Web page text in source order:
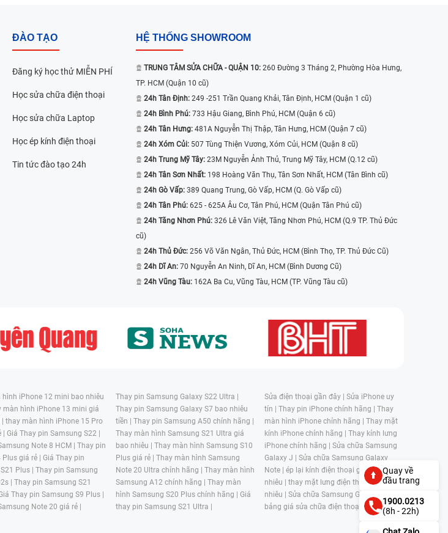
ĐÀO TẠO
Đăng ký học thử MIỄN PHÍ
Học sửa chữa điện thoại
Học sửa chữa Laptop
Học ép kính điện thoại
Tin tức đào tạo 24h
HỆ THỐNG SHOWROOM
TRUNG TÂM SỬA CHỮA - QUẬN 10: 260 Đường 3 Tháng 2, Phường Hòa Hưng,
TP. HCM (Quận 10 cũ)
24h Tân Định: 249 -251 Trần Quang Khải, Tân Định, HCM (Quận 1 cũ)
24h Bình Phú: 733 Hậu Giang, Bình Phú, HCM (Quận 6 cũ)
24h Tân Hưng: 481A Nguyễn Thị Thập, Tân Hưng, HCM (Quận 7 cũ)
24h Xóm Củi: 507 Tùng Thiện Vương, Xóm Củi, HCM (Quận 8 cũ)
24h Trung Mỹ Tây: 23M Nguyễn Ảnh Thủ, Trung Mỹ Tây, HCM (Q.12 cũ)
24h Tân Sơn Nhất: 198 Hoàng Văn Thụ, Tân Sơn Nhất, HCM (Tân Bình cũ)
24h Gò Vấp: 389 Quang Trung, Gò Vấp, HCM (Q. Gò Vấp cũ)
24h Tân Phú: 625 - 625A Âu Cơ, Tân Phú, HCM (Quận Tân Phú cũ)
24h Tăng Nhơn Phú: 326 Lê Văn Việt, Tăng Nhơn Phú, HCM (Q.9 TP. Thủ Đức
cũ)
24h Thủ Đức: 256 Võ Văn Ngân, Thủ Đức, HCM (Bình Thọ, TP. Thủ Đức Cũ)
24h Dĩ An: 70 Nguyễn An Ninh, Dĩ An, HCM (Bình Dương Cũ)
24h Vũng Tàu: 162A Ba Cu, Vũng Tàu, HCM (TP. Vũng Tàu cũ)
hình iPhone 12 mini bao nhiêu
màn hình iPhone 13 mini giá
| thay màn hình iPhone 15 Pro
| Giá Thay pin Samsung S22 |
Note 8 HCM | Thay pin
Plus giá rẻ | Giá Thay pin
Plus | Thay pin Samsung
| Thay pin Samsung S21
Thay pin Samsung S9 Plus |
Note 20 giá rẻ |
Thay pin Samsung Galaxy S22 Ultra |
Thay pin Samsung Galaxy S7 bao nhiêu
tiền | Thay pin Samsung A50 chính hãng |
Thay màn hình Samsung S21 Ultra giá
bao nhiêu | Thay màn hình Samsung S10
Plus giá rẻ | Thay màn hình Samsung
Note 20 Ultra chính hãng | Thay màn hình
Samsung A12 chính hãng | Thay màn
hình Samsung S20 Plus chính hãng | Giá
thay pin Samsung S21 Ultra |
Sửa điện thoại gần đây | Sửa iPhone uy
tín | Thay pin iPhone chính hãng | Thay
màn hình iPhone chính hãng | Thay mặt
kính iPhone chính hãng | Thay kính lưng
iPhone chính hãng | Sửa chữa Samsung
Galaxy J | Sửa chữa Samsung Galaxy
Note | ép lại kính điện thoại giá bao
nhiêu | thay mặt lưng điện thoại giá bao
nhiêu | Sửa chữa Samsung Galaxy S |
bảng giá sửa chữa điện thoại samsung |
Quay về
đầu trang
1900.0213
(8h - 22h)